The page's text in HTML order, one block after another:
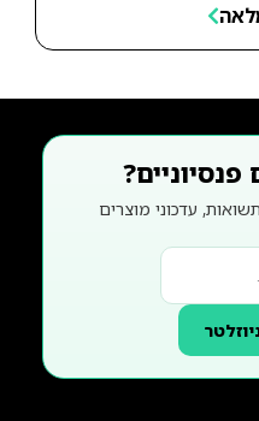
עדכוני מוצרים